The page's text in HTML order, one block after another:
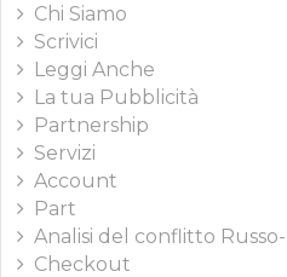
Chi Siamo
Scrivici
Leggi Anche
La tua Pubblicità
Partnership
Servizi
Account
Part
Analisi del conflitto
Checkout